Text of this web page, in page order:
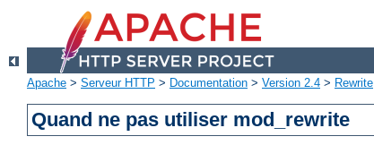
Apache > Serveur HTTP > Documentation > Version 2.4 > Rewrite
Quand ne pas utiliser mod_rewrite